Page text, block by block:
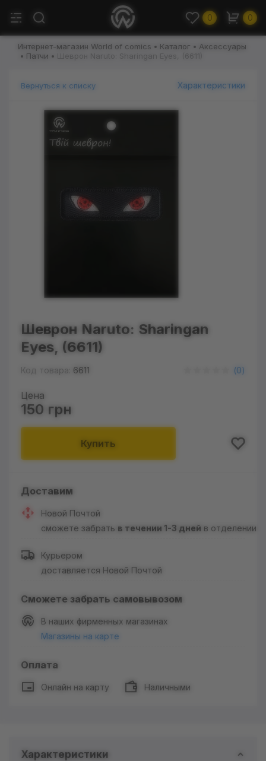
0 0
Интернет-магазин World of comics Каталог
Аксессуары
Патчи
Шеврон Naruto: Sharingan Eyes, (6611)
Вернуться к списку Характеристики
Шеврон Naruto: Sharingan
Eyes, (6611)
Код товара: 6611 (0)
Цена
150 грн
Купить
Доставим
Новой Почтой
сможете забрать в течении 1-3 дней в отделении
Курьером
доставляется Новой Почтой
Сможете забрать самовывозом
В наших фирменных магазинах
Магазины на карте
Оплата
Онлайн на карту Наличными
Характеристики